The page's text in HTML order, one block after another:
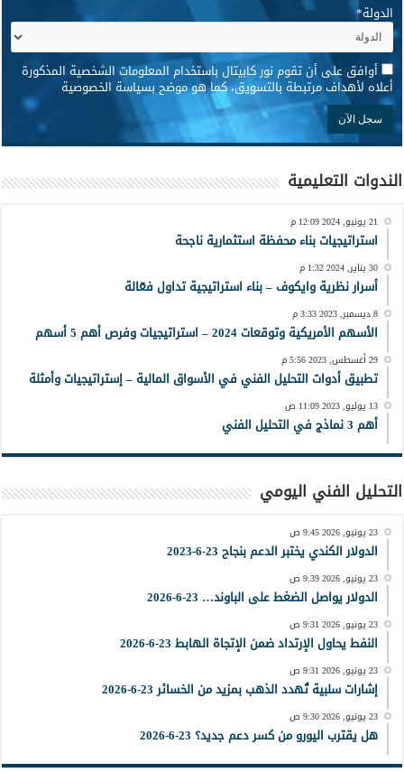
الدولة*
* أوافق على أن تقوم نور كابيتال باستخدام المعلومات الشخصية المذكورة
أعلاه لأهداف مرتبطة بالتسويق، كما هو موضح بسياسة الخصوصية
الندوات التعليمية
21 يونيو, 2024 12:09 م
استراتيجيات بناء محفظة استثمارية ناجحة
30 يناير, 2024 1:32 م
أسرار نظرية وايكوف – بناء استراتيجية تداول فعّالة
8 ديسمبر, 2023 3:33 م
الأسهم الأمريكية وتوقعات 2024 – استراتيجيات وفرص أهم 5 أسهم
29 أغسطس, 2023 5:56 م
تطبيق أدوات التحليل الفني في الأسواق المالية – إستراتيجيات وأمثلة
13 يوليو, 2023 11:09 ص
أهم 3 نماذج في التحليل الفني
التحليل الفني اليومي
23 يونيو, 2026 9:45 ص
الدولار الكندي يختبر الدعم بنجاح 23-6-2023
23 يونيو, 2026 9:39 ص
الدولار يواصل الضغط على الباوند… 23-6-2026
23 يونيو, 2026 9:31 ص
النفط يحاول الإرتداد ضمن الإتجاة الهابط 23-6-2026
23 يونيو, 2026 9:31 ص
إشارات سلبية تُهدد الذهب بمزيد من الخسائر 23-6-2026
23 يونيو, 2026 9:30 ص
هل يقترب اليورو من كسر دعم جديد؟ 23-6-2026